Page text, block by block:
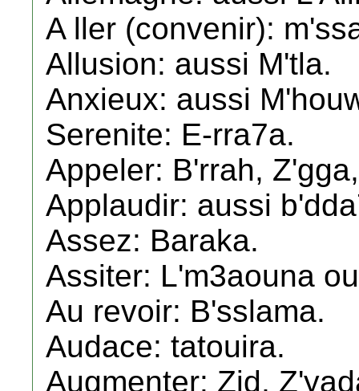
A ller (convenir):
Allusion: aussi M'tla.
Anxieux: aussi
Serenite: E-rra7a.
Appeler: B'rrah,
Applaudir: aussi
Assez: Baraka.
Assiter: L'm3aouna
Au revoir: B'sslama.
Audace: tatouira.
Augmenter: Zid,